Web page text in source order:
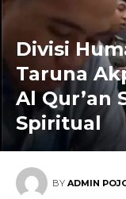
Divisi
Taruna
Al Qur’an
Spiritual
BY ADMIN